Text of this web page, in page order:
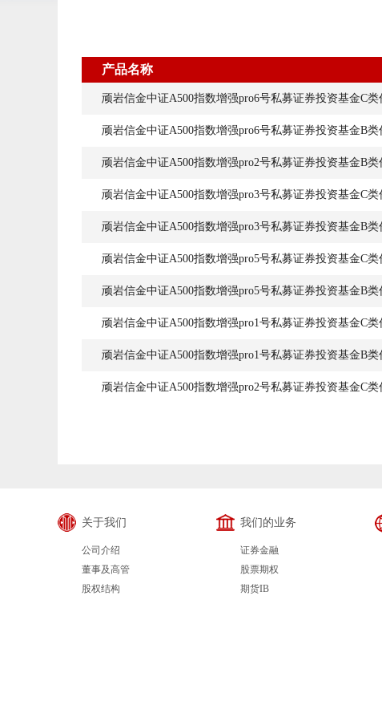
产品名称
顽岩信金中证A500指数增强pro6号私募证券投资基金C类
顽岩信金中证A500指数增强pro6号私募证券投资基金B类
顽岩信金中证A500指数增强pro2号私募证券投资基金B类
顽岩信金中证A500指数增强pro3号私募证券投资基金C类
顽岩信金中证A500指数增强pro3号私募证券投资基金B类
顽岩信金中证A500指数增强pro5号私募证券投资基金C类
顽岩信金中证A500指数增强pro5号私募证券投资基金B类
顽岩信金中证A500指数增强pro1号私募证券投资基金C类
顽岩信金中证A500指数增强pro1号私募证券投资基金B类
顽岩信金中证A500指数增强pro2号私募证券投资基金C类
关于我们
公司介绍
董事及高管
股权结构
我们的业务
证券金融
股票期权
期货IB